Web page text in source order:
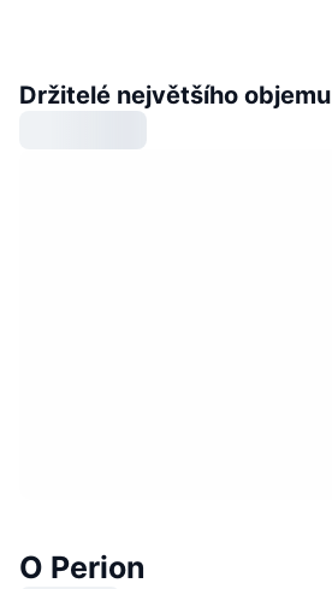
Držitelé největšího objemu
O Perion